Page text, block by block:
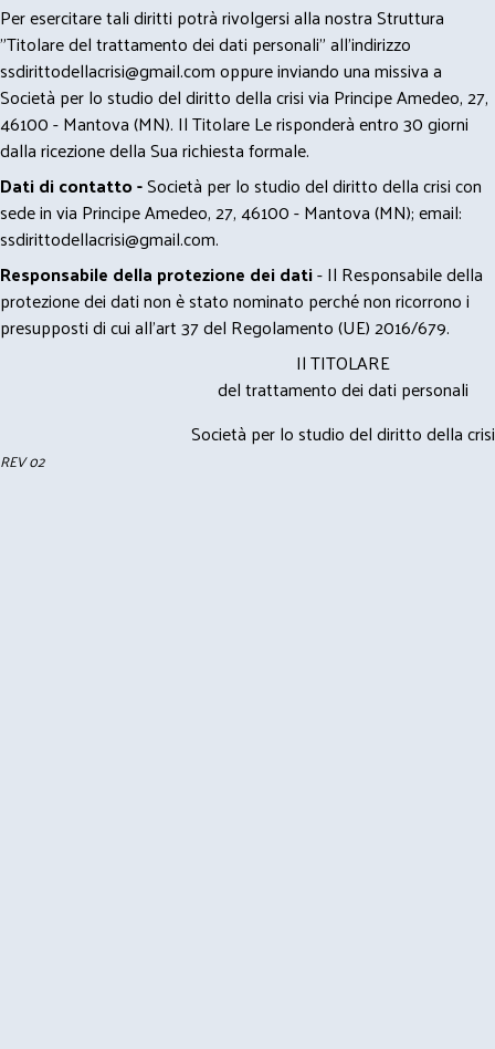
Per esercitare tali diritti potrà rivolgersi alla nostra Struttura
"Titolare del trattamento dei dati personali" all'indirizzo
ssdirittodellacrisi@gmail.comoppure inviando una missiva a
Società per lo studio del diritto della crisi via Principe Amedeo, 27,
46100 - Mantova (MN). Il Titolare Le risponderà entro 30 giorni
dalla ricezione della Sua richiesta formale.
Dati di contatto -Società per lo studio del diritto della crisi con
sede in via Principe Amedeo, 27, 46100 - Mantova (MN); email:
ssdirittodellacrisi@gmail.com.
Responsabile della protezione dei dati- Il Responsabile della
protezione dei dati non è stato nominato perché non ricorrono i
presupposti di cui all’art 37 del Regolamento (UE) 2016/679.
Il TITOLARE
del trattamento dei dati personali
Società per lo studio del diritto della crisi
REV 02